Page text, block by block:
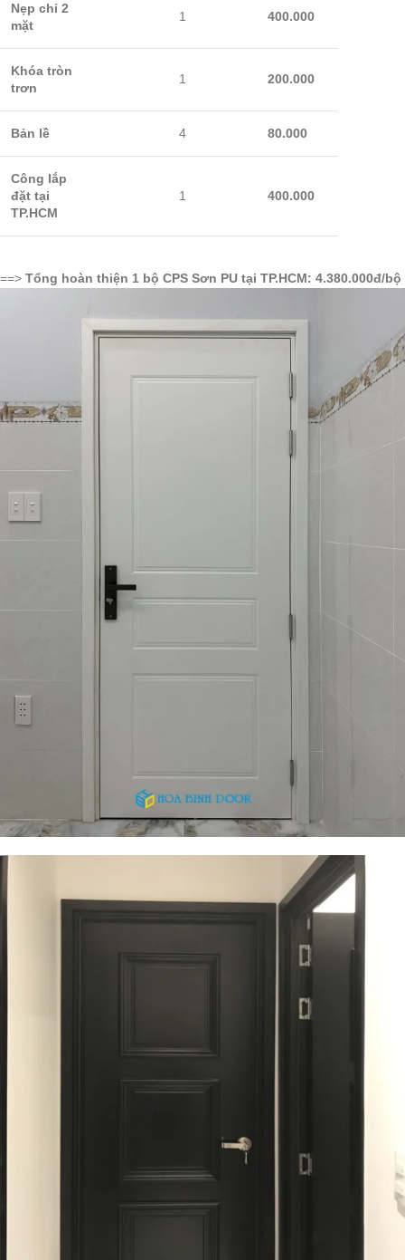
Nẹp chỉ 2
mặt
1 400.000
Khóa tròn
trơn
1 200.000
Bản lề 4 80.000
Công lắp
đặt tại
TP.HCM
1 400.000
==> Tổng hoàn thiện 1 bộ CPS Sơn PU tại TP.HCM: 4.380.000đ/bộ